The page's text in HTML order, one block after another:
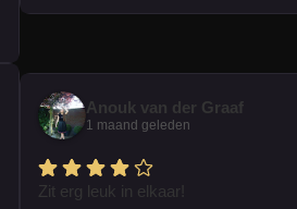
Anouk van der Graaf
1 maand geleden
Zit erg leuk in elkaar!